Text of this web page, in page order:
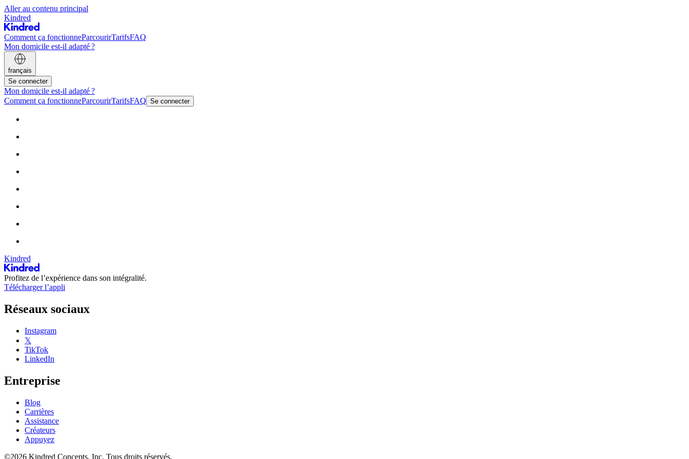
Aller au contenu principal
Kindred
Comment ça fonctionneParcourirTarifsFAQ
Mon domicile est-il adapté ?
français
Se connecter
Mon domicile est-il adapté ?
Comment ça fonctionneParcourirTarifsFAQ Se connecter
Kindred
Profitez de l’expérience dans son intégralité.
Télécharger l’appli
Réseaux sociaux
Instagram
𝕏
TikTok
LinkedIn
Entreprise
Blog
Carrières
Assistance
Créateurs
Appuyez
©2026 Kindred Concepts, Inc. Tous droits réservés.